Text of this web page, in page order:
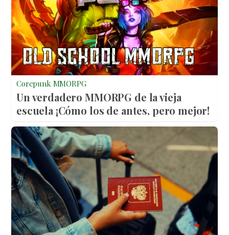
Corepunk MMORPG
Un verdadero MMORPG de la vieja
escuela ¡Cómo los de antes, pero mejor!